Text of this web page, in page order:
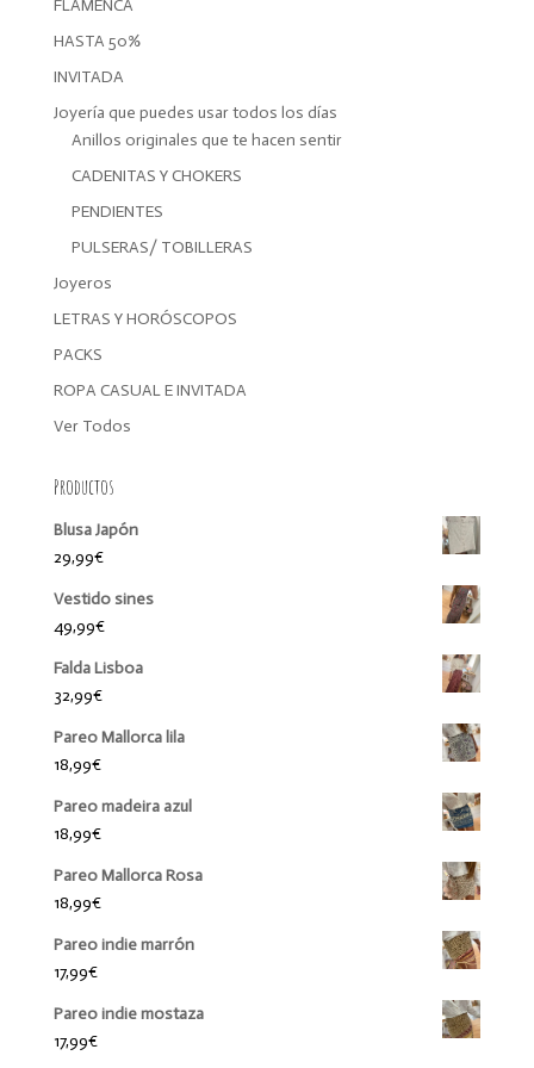
FLAMENCA
HASTA 50%
INVITADA
Joyería que puedes usar todos los días
Anillos originales que te hacen sentir
CADENITAS Y CHOKERS
PENDIENTES
PULSERAS/ TOBILLERAS
Joyeros
LETRAS Y HORÓSCOPOS
PACKS
ROPA CASUAL E INVITADA
Ver Todos
Productos
Blusa Japón
29,99€
Vestido sines
49,99€
Falda Lisboa
32,99€
Pareo Mallorca lila
18,99€
Pareo madeira azul
18,99€
Pareo Mallorca Rosa
18,99€
Pareo indie marrón
17,99€
Pareo indie mostaza
17,99€